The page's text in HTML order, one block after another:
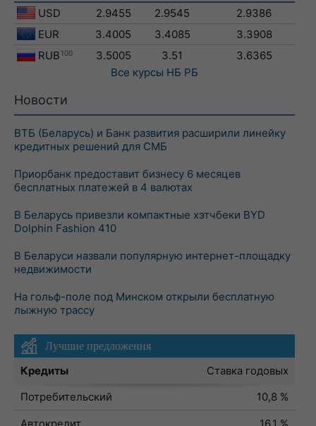
USD 2.9455 2.9545
2.9386
EUR
3.4005 3.4085
3.3908
RUB 100 3.5005 3.51
3.6365
Все курсы НБ РБ
Новости
ВТБ (Беларусь) и Банк развития расширили линейку
кредитных решений для СМБ
Приорбанк предоставит бизнесу 6 месяцев
бесплатных платежей в 4 валютах
В Беларусь привезли компактные хэтчбеки BYD
Dolphin Fashion 410
В Беларуси назвали популярную интернет-площадку
недвижимости
На гольф-поле под Минском открыли бесплатную
лыжную трассу
Лучшие предложения
Кредиты
Ставка годовых
Потребительский
10,8 %